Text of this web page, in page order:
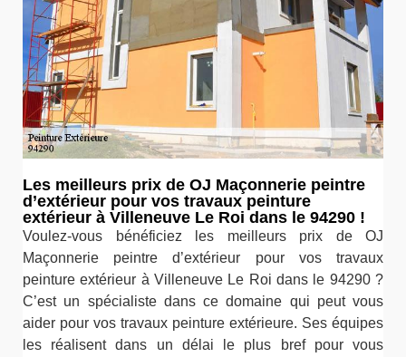
Les meilleurs prix de OJ Maçonnerie peintre
d’extérieur pour vos travaux peinture
extérieur à Villeneuve Le Roi dans le 94290 !
Voulez-vous bénéficiez les meilleurs prix de OJ
Maçonnerie peintre d’extérieur pour vos travaux
peinture extérieur à Villeneuve Le Roi dans le 94290 ?
C’est un spécialiste dans ce domaine qui peut vous
aider pour vos travaux peinture extérieure. Ses équipes
les réalisent dans un délai le plus bref pour vous